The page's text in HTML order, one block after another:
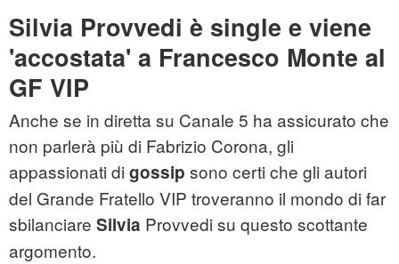
Silvia Provvedi è single e viene
'accostata' a Francesco Monte al
GF VIP
Anche se in diretta su Canale 5 ha assicurato che
non parlerà più di Fabrizio Corona, gli
appassionati di gossip sono certi che gli autori
del Grande Fratello VIP troveranno il mondo di far
sbilanciare Silvia Provvedi su questo scottante
argomento.